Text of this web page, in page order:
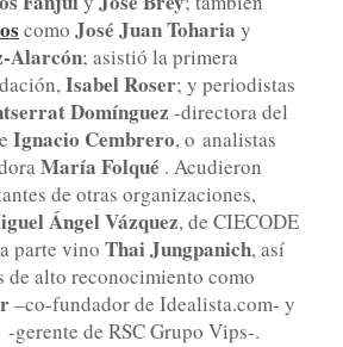
como José Juan Toharia y
Alarcón; asistió la primera
Isabel Roser; y periodistas
Domínguez -directora del
Ignacio Cembrero, o analistas
María Folqué . Acudieron
de otras organizaciones,
Ángel Vázquez, de CIECODE
parte vino Thai Jungpanich, así
de alto reconocimiento como
–co-fundador de Idealista.com- y
-gerente de RSC Grupo Vips-.